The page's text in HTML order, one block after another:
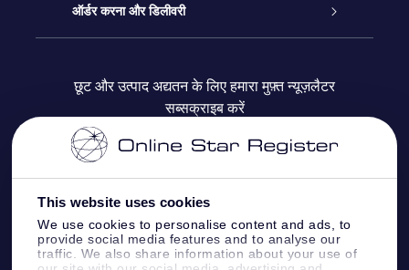
This website uses cookies
We use cookies to personalise content and ads, to
provide social media features and to analyse our
traffic. We also share information about your use of
ब्लॉग
OSR गिफ़्ट पैक
OSR गिफ़्ट कार्ड
कॉर्पोरेट उपहार
स्टार रजिस्टर
स्टार पेज को अपनी पसंद के मुताबिक तैयार करें
वन मिलियन स्टार्स
OSR स्टार सेवर
ऑर्डर करना और डिलीवरी
भुगतान जानकारी
शिपिंग जानकारी
वापिसी नीति
छूट और उत्पाद अद्यतन के लिए हमारा मुफ़्त न्यूज़लैटर
सब्सक्राइब करें